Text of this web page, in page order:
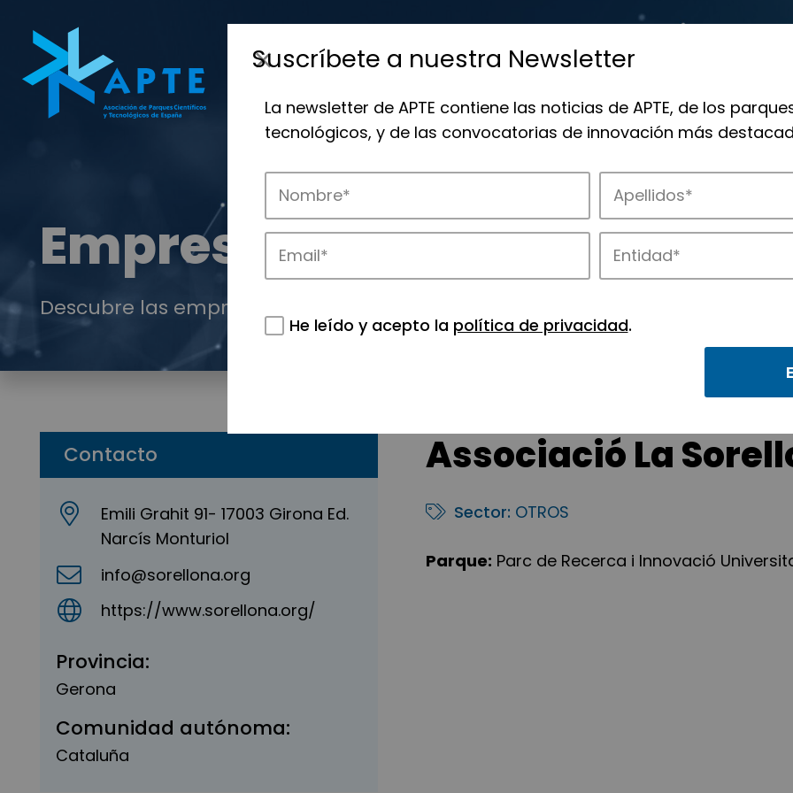
Empresas
Descubre las empresas que impulsan la innovación en los parques de APTE.
Contacto
Emili Grahit 91- 17003 Girona Ed.
Narcís Monturiol
info@sorellona.org
https://www.sorellona.org/
Provincia:
Gerona
Comunidad autónoma:
Cataluña
Associació La
Sector: OTROS
Parque: Parc de Recerca i Innovació
Suscríbete a nuestra Newsletter
La newsletter de APTE contiene las noticias de APTE, de los
tecnológicos, y de las convocatorias de innovación más
He leído y acepto la política de privacidad.